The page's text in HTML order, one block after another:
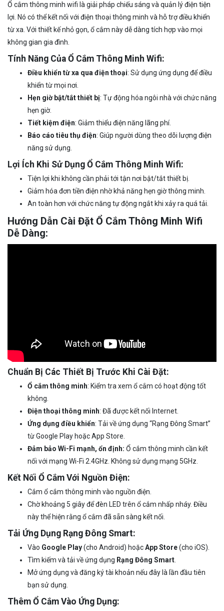
Ổ cắm thông minh wifi là giải pháp chiếu sáng và quản lý điện tiện
lợi. Nó có thể kết nối với điện thoại thông minh và hỗ trợ điều khiển
từ xa. Với thiết kế nhỏ gọn, ổ cắm này dễ dàng tích hợp vào mọi
không gian gia đình.
Tính Năng Của Ổ Cắm Thông Minh Wifi:
Điều khiển từ xa qua điện thoại: Sử dụng ứng dụng để điều
khiển từ mọi nơi.
Hẹn giờ bật/tắt thiết bị: Tự động hóa ngôi nhà với chức năng
hẹn giờ.
Tiết kiệm điện: Giảm thiểu điện năng lãng phí.
Báo cáo tiêu thụ điện: Giúp người dùng theo dõi lượng điện
năng sử dụng.
Lợi Ích Khi Sử Dụng Ổ Cắm Thông Minh Wifi:
Tiện lợi khi không cần phải tới tận nơi bật/tắt thiết bị.
Giảm hóa đơn tiền điện nhờ khả năng hẹn giờ thông minh.
An toàn hơn với chức năng tự động ngắt khi xảy ra quá tải.
Hướng Dẫn Cài Đặt Ổ Cắm Thông Minh Wifi
Dễ Dàng:
Chuẩn Bị Các Thiết Bị Trước Khi Cài Đặt:
Ổ cắm thông minh: Kiểm tra xem ổ cắm có hoạt động tốt
không.
Điện thoại thông minh: Đã được kết nối Internet.
Ứng dụng điều khiển: Tải về ứng dụng “Rạng Đông Smart”
từ Google Play hoặc App Store.
Đảm bảo Wi-Fi mạnh, ổn định: Ổ cắm thông minh cần kết
nối với mạng Wi-Fi 2.4GHz. Không sử dụng mạng 5GHz.
Kết Nối Ổ Cắm Với Nguồn Điện:
Cắm ổ cắm thông minh vào nguồn điện.
Chờ khoảng 5 giây để đèn LED trên ổ cắm nhấp nháy. Điều
này thể hiện rằng ổ cắm đã sẵn sàng kết nối.
Tải Ứng Dụng Rạng Đông Smart:
Vào Google Play(cho Android) hoặcApp Store(cho iOS).
Tìm kiếm và tải về ứng dụng Rạng Đông Smart.
Mở ứng dụng và đăng ký tài khoản nếu đây là lần đầu tiên
bạn sử dụng.
Thêm Ổ Cắm Vào Ứng Dụng: